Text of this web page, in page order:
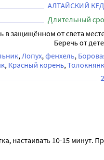
АЛТАЙСКИЙ
Длительный
в защищённом от света
Беречь от
Лопух фенхель
Красный корень
настаивать 10-15 минут.